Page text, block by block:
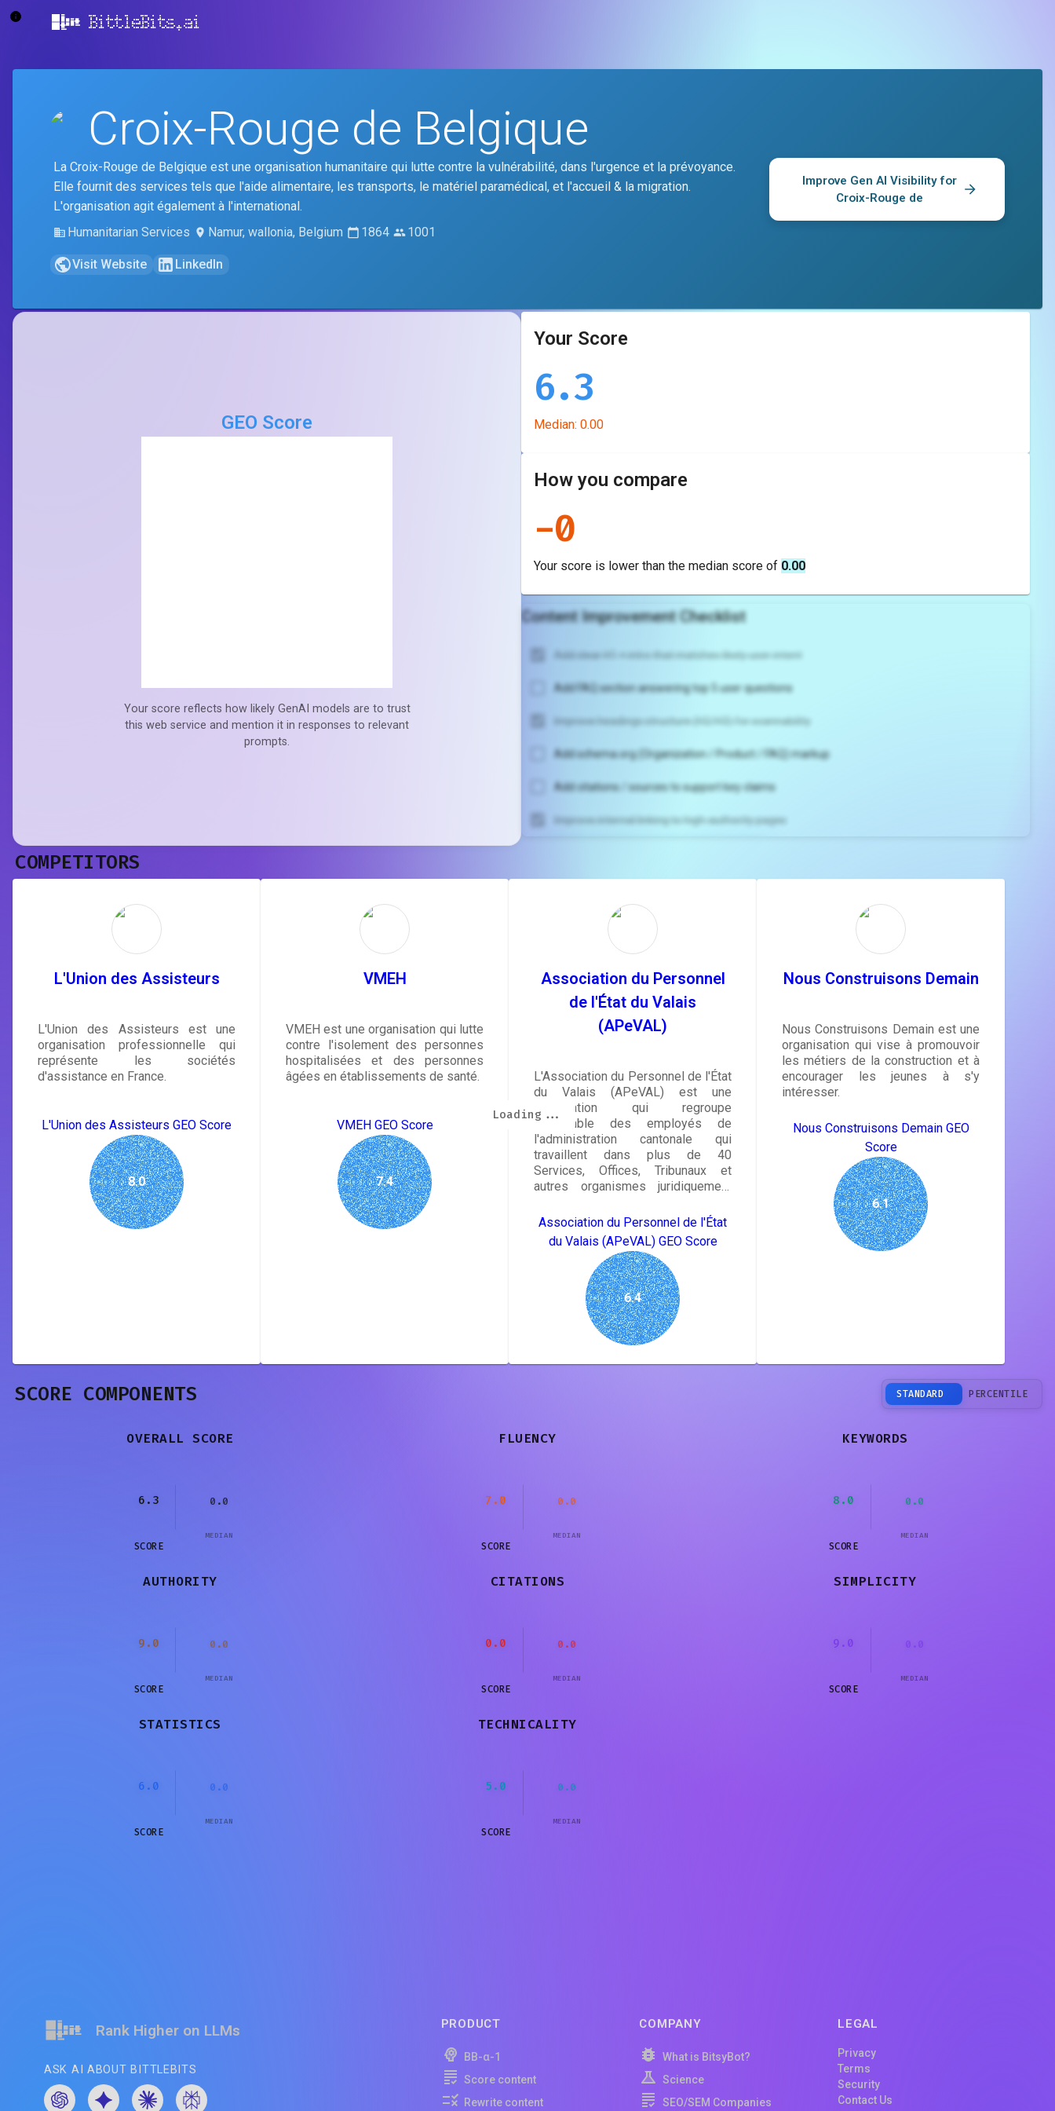
BittleBits.ai
Croix-Rouge de Belgique
La Croix-Rouge de Belgique est une organisation humanitaire qui lutte contre la vulnérabilité, dans l'urgence et la prévoyance.
Elle fournit des services tels que l'aide alimentaire, les transports, le matériel paramédical, et l'accueil & la migration.
L'organisation agit également à l'international.
Humanitarian Services
Namur, wallonia, Belgium 1864 1001
Visit Website LinkedIn
Improve Gen AI Visibility for
Croix-Rouge de
GEO Score
Your score reflects how likely GenAI models are to trust
this web service and mention it in responses to relevant
prompts.
Your Score
6.3
Median: 0.00
How you compare
-0
Your score is lower than the median score of 0.00
Content Improvement Checklist
Add clear H1 + intro that matches likely user intent
Add FAQ section answering top 5 user questions
Improve headings structure (H2/H3) for scannability
Add schema.org (Organization / Product / FAQ) markup
Add citations / sources to support key claims
Improve internal linking to high-authority pages
rewrite your page
Sign in to see actionable suggestions
tailored to your site's score.
COMPETITORS
L'Union des Assisteurs
L'Union des Assisteurs est une
organisation professionnelle qui
représente les sociétés
d'assistance en France.
L'Union des Assisteurs GEO Score
8.0
VMEH
VMEH est une organisation qui lutte
contre l'isolement des personnes
hospitalisées et des personnes
âgées en établissements de santé.
VMEH GEO Score
7.4
Association du Personnel
de l'État du Valais
(APeVAL)
L'Association du Personnel de l'État
du Valais (APeVAL) est une
association qui regroupe
l'ensemble des employés de
l'administration cantonale qui
travaillent dans plus de 40
Services, Offices, Tribunaux et
autres organismes juridiquement
Association du Personnel de l'État
du Valais (APeVAL) GEO Score
6.4
Nous Construisons Demain
Nous Construisons Demain est une
organisation qui vise à promouvoir
les métiers de la construction et à
encourager les jeunes à s'y
intéresser.
Nous Construisons Demain GEO
Score
6.1
SCORE COMPONENTS STANDARD PERCENTILE
OVERALL SCORE
6.3
SCORE
0.0
MEDIAN
Loading...
FLUENCY
7.0
SCORE
0.0
MEDIAN
Loading...
KEYWORDS
8.0
SCORE
0.0
MEDIAN
Loading...
AUTHORITY
9.0
SCORE
0.0
MEDIAN
Loading...
CITATIONS
0.0
SCORE
0.0
MEDIAN
Loading...
SIMPLICITY
9.0
SCORE
0.0
MEDIAN
Loading...
STATISTICS
6.0
SCORE
0.0
MEDIAN
Loading...
TECHNICALITY
5.0
SCORE
0.0
MEDIAN
Loading...
Rank Higher on LLMs
ASK AI ABOUT BITTLEBITS
PRODUCT
BB-α-1
Score content
Rewrite content
COMPANY
What is BitsyBot?
Science
SEO/SEM Companies
LEGAL
Privacy
Terms
Security
Contact Us